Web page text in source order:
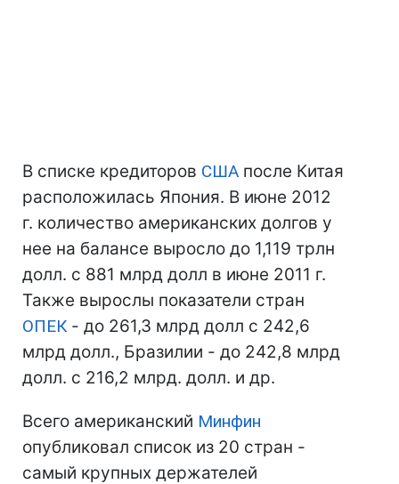
В списке кредиторов США после Китая
расположилась Япония. В июне 2012
г. количество американских долгов у
нее на балансе выросло до 1,119 трлн
долл. с 881 млрд долл в июне 2011 г.
Также вырослы показатели стран
ОПЕК- до 261,3 млрд долл с 242,6
млрд долл., Бразилии - до 242,8 млрд
долл. с 216,2 млрд. долл. и др.
Всего американский Минфин
опубликовал список из 20 стран -
самый крупных держателей